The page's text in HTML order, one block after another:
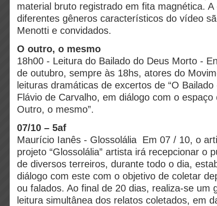
material bruto registrado em fita magnética. A
diferentes gêneros característicos do vídeo
Menotti e convidados.
O outro, o mesmo
18h00 - Leitura do Bailado do Deus Morto -
de outubro, sempre às 18hs, atores do
leituras dramáticas de excertos de “O
Flávio de Carvalho, em diálogo com o espaço
Outro, o mesmo”.
07/10 – 5af
Maurício Ianês - Glossolália Em 07 / 10, o
projeto “Glossolália” artista irá recepcionar o
de diversos terreiros, durante todo o dia,
diálogo com este com o objetivo de coletar
ou falados. Ao final de 20 dias, realiza-se um
leitura simultânea dos relatos coletados, em